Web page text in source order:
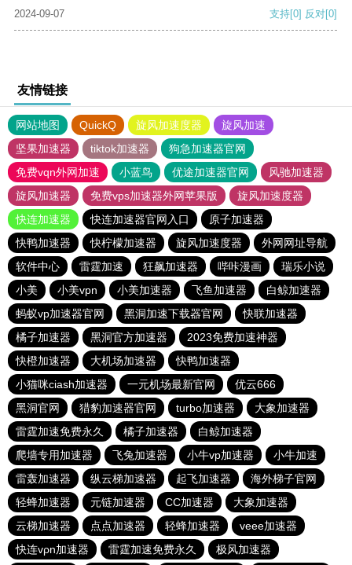
2024-09-07 支持[0] 反对[0]
友情链接
网站地图 QuickQ 旋风加速度器
旋风加速
坚果加速器
tiktok加速器
狗急加速器官网
免费vqn外网加速
小蓝鸟 优途加速器官网
风驰加速器
旋风加速器
免费vps加速器外网苹果版
旋风加速度器
快连加速器
快连加速器官网入口
原子加速器
快鸭加速器
快柠檬加速器 旋风加速度器
外网网址导航
软件中心
雷霆加速 狂飙加速器 哔咔漫画
瑞乐小说
小美
小美vpn 小美加速器 飞鱼加速器
白鲸加速器
蚂蚁vp加速器官网
黑洞加速下载器官网
快联加速器
橘子加速器
黑洞官方加速器
2023免费加速神器
快橙加速器
大机场加速器
快鸭加速器
小猫咪ciash加速器
一元机场最新官网
优云666
黑洞官网
猎豹加速器官网 turbo加速器
大象加速器
雷霆加速免费永久
橘子加速器
白鲸加速器
爬墙专用加速器
飞兔加速器 小牛vp加速器
小牛加速
雷轰加速器
纵云梯加速器 起飞加速器
海外梯子官网
轻蜂加速器
元链加速器 CC加速器
大象加速器
云梯加速器
点点加速器 轻蜂加速器
veee加速器
快连vρn加速器
雷霆加速免费永久 极风加速器